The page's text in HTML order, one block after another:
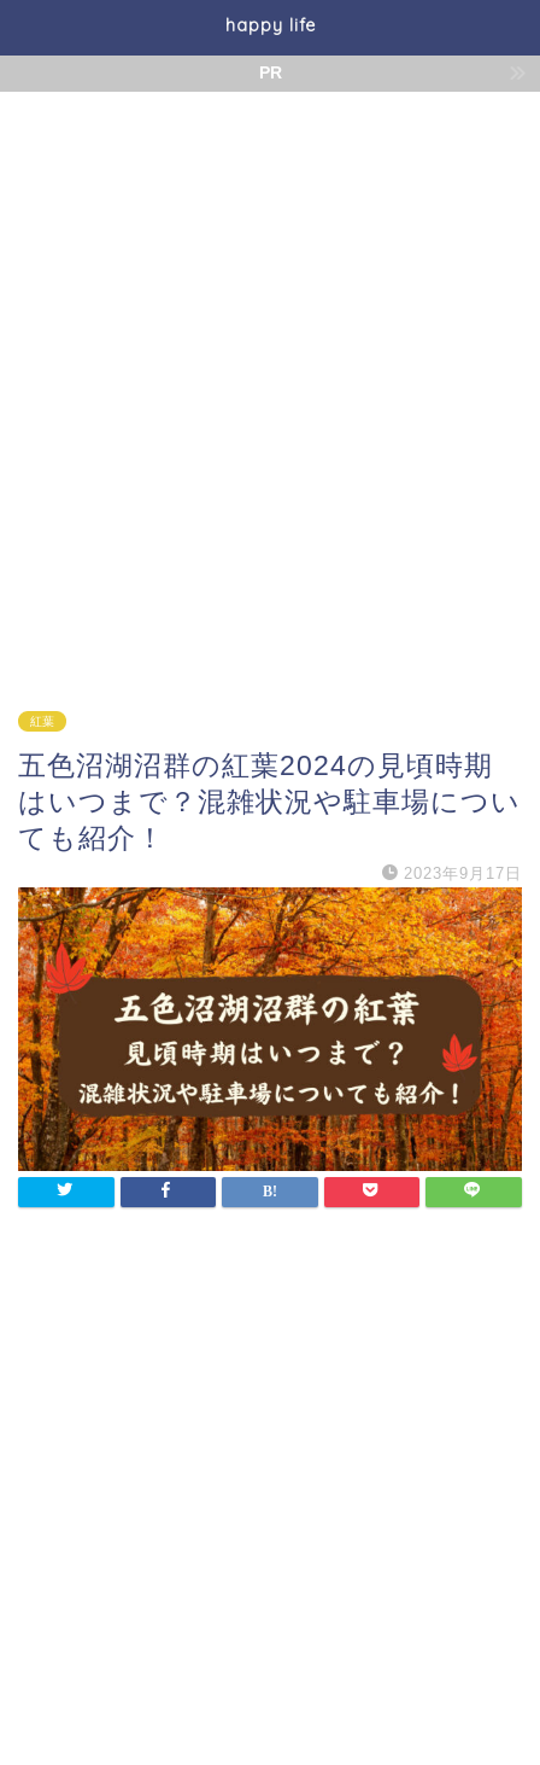
happy life
PR
紅葉
五色沼湖沼群の紅葉2024の見頃時期
はいつまで？混雑状況や駐車場につい
ても紹介！
2023年9月17日